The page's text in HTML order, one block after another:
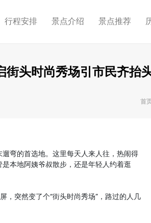
行程安排 景点介绍 景点推荐
街头时尚秀场引市民齐抬
首
弯的首选地。这里每天人来人往，热闹得
本地阿姨爷叔散步，还是年轻人约着逛
，突然变了个“街头时尚秀场”，路过的人几